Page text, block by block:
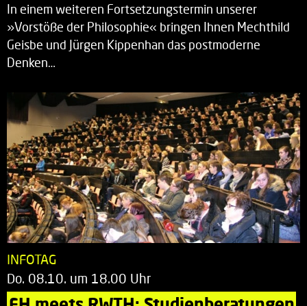
In einem weiteren Fortsetzungstermin unserer
»Vorstöße der Philosophie« bringen Ihnen Mechthild
Geisbe und Jürgen Kippenhan das postmoderne
Denken…
INFOTAG
Do. 08.10. um 18.00 Uhr